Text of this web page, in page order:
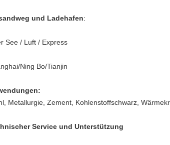
und Ladehafen:
See / Luft / Express
Ning Bo/Tianjin
Metallurgie, Zement, Kohlenstoffschwarz,
Service und Unterstützung